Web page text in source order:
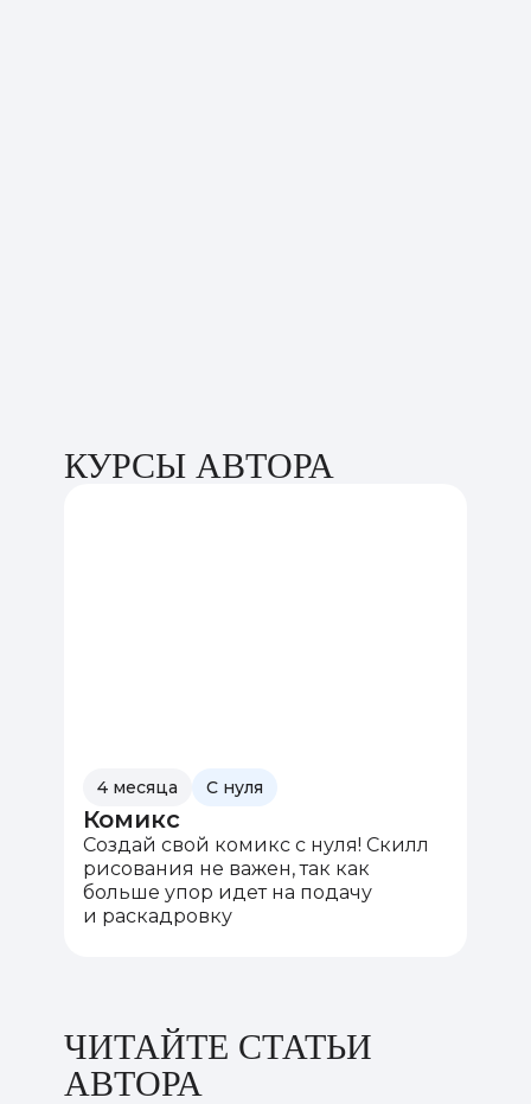
КУРСЫ АВТОРА
4 месяца С нуля
Комикс
Создай свой комикс с нуля! Скилл
рисования не важен, так как
больше упор идет на подачу
и раскадровку
ЧИТАЙТЕ СТАТЬИ
АВТОРА